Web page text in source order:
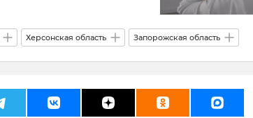
Херсонская область Запорожская область
Донецкая Народная Республика (ДНР)
в России Правительство России Новости